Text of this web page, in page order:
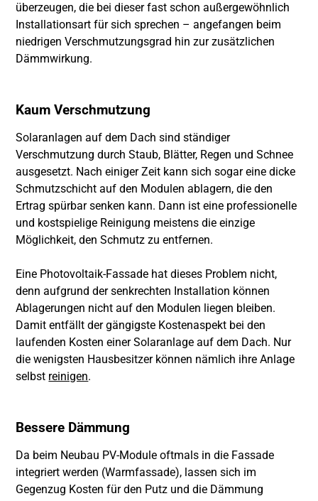
überzeugen, die bei dieser fast schon außergewöhnlich
Installationsart für sich sprechen – angefangen beim
niedrigen Verschmutzungsgrad hin zur zusätzlichen
Dämmwirkung.
Kaum Verschmutzung
Solaranlagen auf dem Dach sind ständiger
Verschmutzung durch Staub, Blätter, Regen und Schnee
ausgesetzt. Nach einiger Zeit kann sich sogar eine dicke
Schmutzschicht auf den Modulen ablagern, die den
Ertrag spürbar senken kann. Dann ist eine professionelle
und kostspielige Reinigung meistens die einzige
Möglichkeit, den Schmutz zu entfernen.
Eine Photovoltaik-Fassade hat dieses Problem nicht,
denn aufgrund der senkrechten Installation können
Ablagerungen nicht auf den Modulen liegen bleiben.
Damit entfällt der gängigste Kostenaspekt bei den
laufenden Kosten einer Solaranlage auf dem Dach. Nur
die wenigsten Hausbesitzer können nämlich ihre Anlage
selbst reinigen.
Bessere Dämmung
Da beim Neubau PV-Module oftmals in die Fassade
integriert werden (Warmfassade), lassen sich im
Gegenzug Kosten für den Putz und die Dämmung